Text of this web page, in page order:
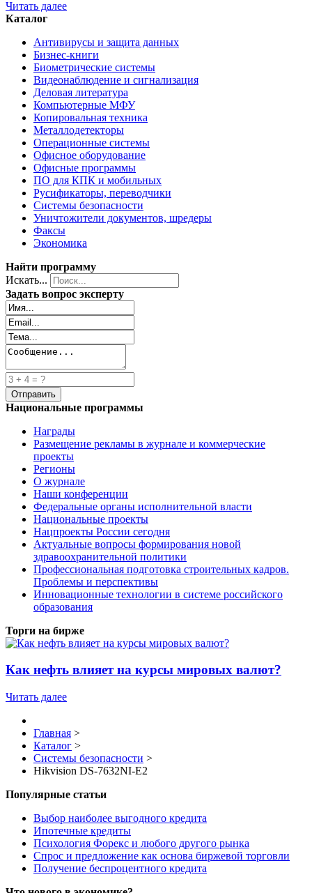
Читать далее
Каталог
Антивирусы и защита данных
Бизнес-книги
Биометрические системы
Видеонаблюдение и сигнализация
Деловая литература
Компьютерные МФУ
Копировальная техника
Металлодетекторы
Операционные системы
Офисное оборудование
Офисные программы
ПО для КПК и мобильных
Русификаторы, переводчики
Системы безопасности
Уничтожители документов, шредеры
Факсы
Экономика
Найти программу
Искать...
Задать вопрос эксперту
Национальные программы
Награды
Размещение рекламы в журнале и коммерческие
проекты
Регионы
О журнале
Наши конференции
Федеральные органы исполнительной власти
Национальные проекты
Нацпроекты России сегодня
Актуальные вопросы формирования новой
здравоохранительной политики
Профессиональная подготовка строительных кадров.
Проблемы и перспективы
Инновационные технологии в системе российского
образования
Торги на бирже
Как нефть влияет на курсы мировых валют?
Читать далее
Главная >
Каталог >
Системы безопасности >
Hikvision DS-7632NI-E2
Популярные статьи
Выбор наиболее выгодного кредита
Ипотечные кредиты
Психология Форекс и любого другого рынка
Спрос и предложение как основа биржевой торговли
Получение беспроцентного кредита